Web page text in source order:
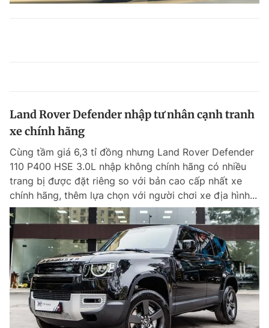
Land Rover Defender nhập tư nhân cạnh tranh
xe chính hãng
Cùng tầm giá 6,3 tỉ đồng nhưng Land Rover Defender
110 P400 HSE 3.0L nhập không chính hãng có nhiều
trang bị được đặt riêng so với bản cao cấp nhất xe
chính hãng, thêm lựa chọn với người chơi xe địa hình...